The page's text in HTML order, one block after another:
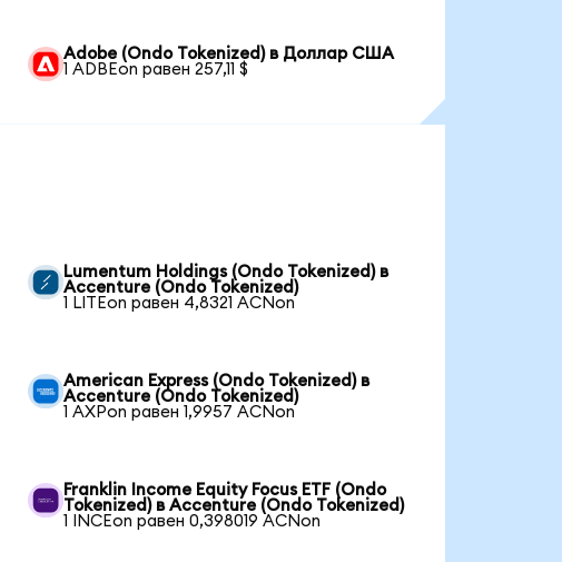
Adobe (Ondo Tokenized) в Доллар США
1 ADBEon равен 257,11 $
Lumentum Holdings (Ondo Tokenized) в
Accenture (Ondo Tokenized)
1 LITEon равен 4,8321 ACNon
American Express (Ondo Tokenized) в
Accenture (Ondo Tokenized)
1 AXPon равен 1,9957 ACNon
Franklin Income Equity Focus ETF (Ondo
Tokenized) в Accenture (Ondo Tokenized)
1 INCEon равен 0,398019 ACNon